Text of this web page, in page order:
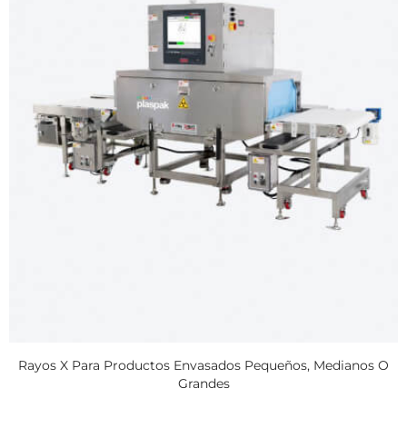
Rayos X Para Productos Envasados Pequeños, Medianos O
Grandes